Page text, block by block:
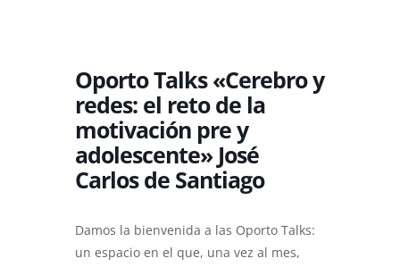
Oporto Talks «Cerebro y
redes: el reto de la
motivación pre y
adolescente» José
Carlos de Santiago
Damos la bienvenida a las Oporto Talks:
un espacio en el que, una vez al mes,